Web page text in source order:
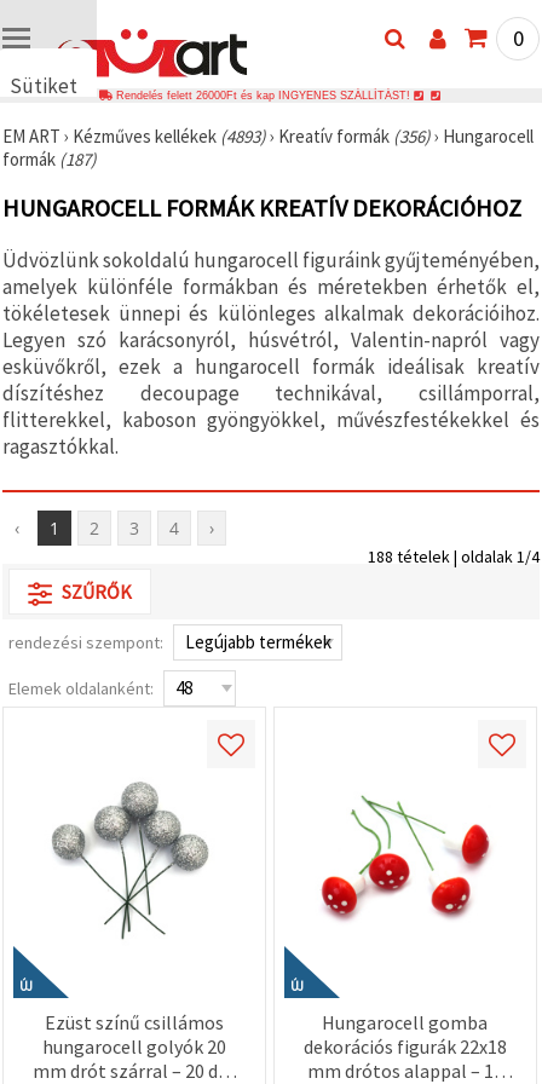
Sütiket
🍪 Cookie-
kat és
technológiákat
használunk
érdekében,
hogy
biztosítsuk
a weboldal
megfelelő
működését,
javítsuk az
Ön
felhasználói
élményét,
és az Ön
elemezzük
forgalmat,
valamint
tartalmat
jelenítsünk
beleértve
analitikai és
gombra
kattintva
elfogadhatja
Beállításokban
megadhatja
preferenciáit
típusú sütik
kiválasztásával
és a
0
Rendelés felett 26000Ft és kap INGYENES SZÁLLÍTÁST!
EM ART › Kézműves kellékek (4893)› Kreatív formák (356)› Hungarocell
formák (187)
HUNGAROCELL FORMÁK KREATÍV DEKORÁCIÓHOZ
Üdvözlünk sokoldalú hungarocell figuráink gyűjteményében,
amelyek különféle formákban és méretekben érhetők el,
tökéletesek ünnepi és különleges alkalmak dekorációihoz.
Legyen szó karácsonyról, húsvétról, Valentin-napról vagy
esküvőkről, ezek a hungarocell formák ideálisak kreatív
díszítéshez decoupage technikával, csillámporral,
flitterekkel, kaboson gyöngyökkel, művészfestékekkel és
ragasztókkal.
‹ 1 2 3 4 ›
188 tételek | oldalak 1/4
SZŰRŐK
rendezési szempont:
Elemek oldalanként:
ÚJ
Ezüst színű csillámos
hungarocell golyók 20
mm drót szárral – 20 db-
ÚJ
Hungarocell gomba
dekorációs figurák 22x18
mm drótos alappal – 10